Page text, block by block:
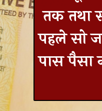
तक तथा
पहले सो
पास पैसा